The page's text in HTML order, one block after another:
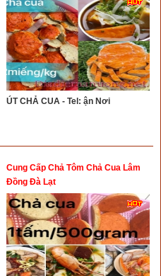
ÚT CHẢ CUA - Tel: ận Nơi
Cung Cấp Chả Tôm Chả Cua Lâm
Đồng Đà Lạt